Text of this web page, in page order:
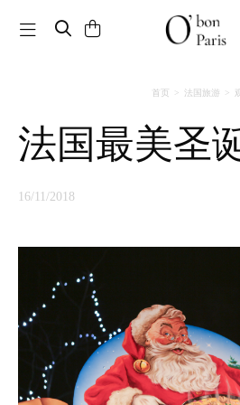
Toggle navigation
首页 法国旅游
法国最美圣
16/11/2018